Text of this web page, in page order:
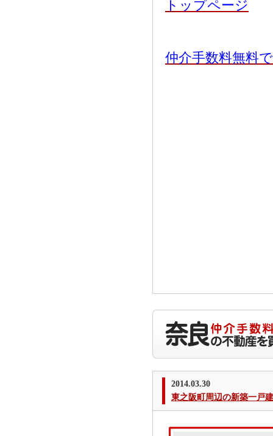
トップページ
仲介手数料無料
2014.03.30
東之阪町周辺の新築一戸